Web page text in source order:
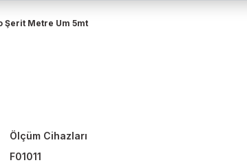
Şerit Metre Um 5mt
Ölçüm Cihazları
F01011